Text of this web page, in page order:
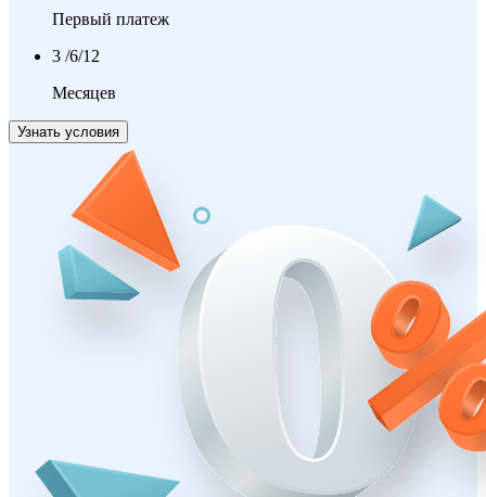
Первый платеж
3 /6/12
Месяцев
Узнать условия